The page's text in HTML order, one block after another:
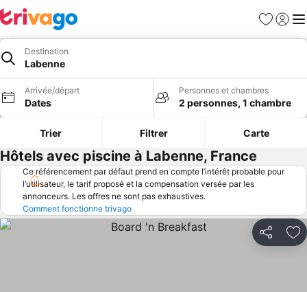
Favoris
Se
Destination
Labenne
Arrivée/départ
Dates
Personnes et chambres
2 personnes, 1 chambre
Trier Filtrer Carte
Hôtels avec piscine à Labenne, France
Ce référencement par défaut prend en compte l’intérêt probable pour
l’utilisateur, le tarif proposé et la compensation versée par les
annonceurs. Les offres ne sont pas exhaustives.
Comment fonctionne trivago
Partager